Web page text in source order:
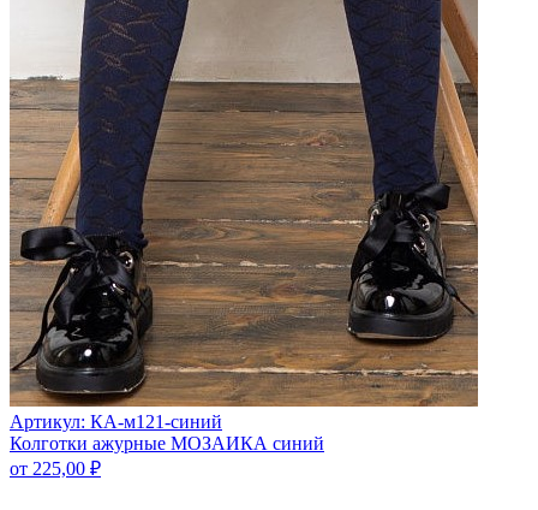
Артикул: КА-м121-синий
Колготки ажурные МОЗАИКА синий
от 225,00 ₽